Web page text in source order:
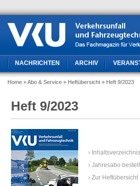
NACHRICHTEN ARCHIV
Home » Abo & Service » Heftübersicht » Heft 9/2023
Heft 9/2023
›
› Jahresabo
› Zur Heftübersicht